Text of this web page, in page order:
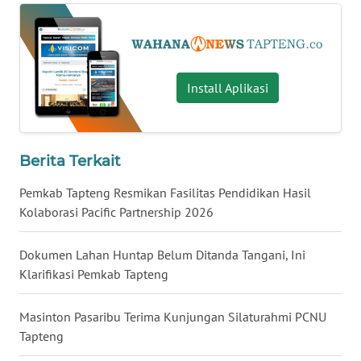
Install Aplikasi
Berita Terkait
Pemkab Tapteng Resmikan Fasilitas Pendidikan Hasil
Kolaborasi Pacific Partnership 2026
Dokumen Lahan Huntap Belum Ditanda Tangani, Ini
Klarifikasi Pemkab Tapteng
Masinton Pasaribu Terima Kunjungan Silaturahmi PCNU
Tapteng
WN
KALTARA
WN
KALSEL
WN
WN
SULSEL
WN
GORONTALO
WN